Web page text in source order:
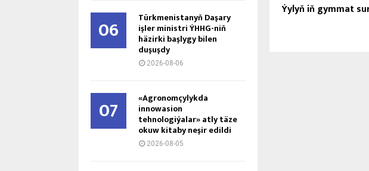
Ýylyň iň gymmat
06 Türkmenistanyň Daşary
işler ministri ÝHHG-niň
häzirki başlygy bilen
duşuşdy
2026-08-06
07 «Agronomçylykda
innowasion
tehnologiýalar» atly täze
okuw kitaby neşir edildi
2026-08-05